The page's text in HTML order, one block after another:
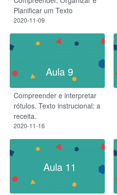
Planificar um Texto
2020-11-09
Aula 9
Compreender e interpretar
rótulos. Texto instrucional: a
receita.
2020-11-16
Aula 11